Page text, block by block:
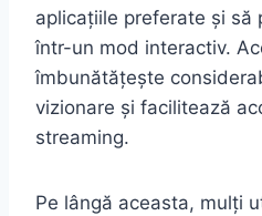
aplicațiile preferate și să
într-un mod interactiv.
îmbunătățește
vizionare și facilitează
streaming.
Pe lângă aceasta, mulți